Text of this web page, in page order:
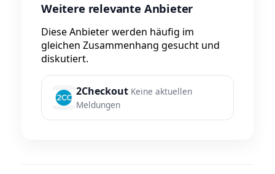
Weitere relevante Anbieter
Diese Anbieter werden häufig im
gleichen Zusammenhang gesucht und
diskutiert.
2Checkout Keine aktuellen
Meldungen